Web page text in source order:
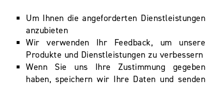
Um Ihnen die angeforderten Dienstleistungen
anzubieten
Wir verwenden Ihr Feedback, um unsere
Produkte und Dienstleistungen zu verbessern
Wenn Sie uns Ihre Zustimmung gegeben
haben, speichern wir Ihre Daten und senden